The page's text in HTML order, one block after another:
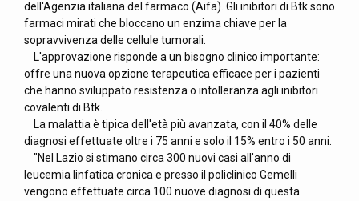
dell'Agenzia italiana del farmaco (Aifa). Gli inibitori di Btk sono
farmaci mirati che bloccano un enzima chiave per la
sopravvivenza delle cellule tumorali.
L'approvazione risponde a un bisogno clinico importante:
offre una nuova opzione terapeutica efficace per i pazienti
che hanno sviluppato resistenza o intolleranza agli inibitori
covalenti di Btk.
La malattia è tipica dell'età più avanzata, con il 40% delle
diagnosi effettuate oltre i 75 anni e solo il 15% entro i 50 anni.
"Nel Lazio si stimano circa 300 nuovi casi all'anno di
leucemia linfatica cronica e presso il policlinico Gemelli
vengono effettuate circa 100 nuove diagnosi di questa